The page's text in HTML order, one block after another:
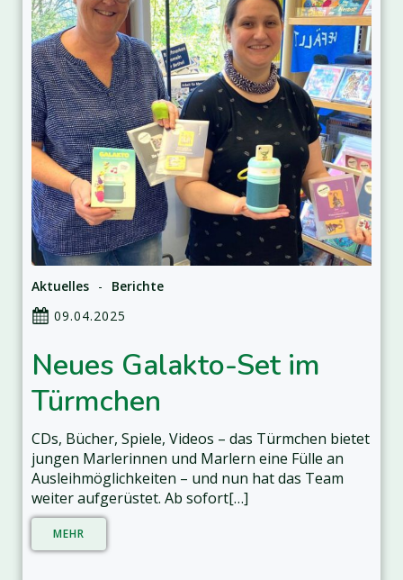
Aktuelles -
Berichte
09.04.2025
Neues Galakto-Set im
Türmchen
CDs, Bücher, Spiele, Videos – das Türmchen bietet
jungen Marlerinnen und Marlern eine Fülle an
Ausleihmöglichkeiten – und nun hat das Team
weiter aufgerüstet. Ab sofort[…]
MEHR